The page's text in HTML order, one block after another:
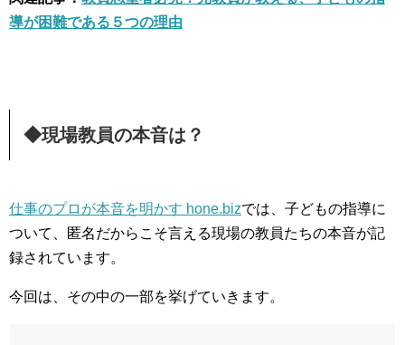
導が困難である５つの理由
◆現場教員の本音は？
仕事のプロが本音を明かす hone.bizでは、子どもの指導に
ついて、匿名だからこそ言える現場の教員たちの本音が記
録されています。
今回は、その中の一部を挙げていきます。